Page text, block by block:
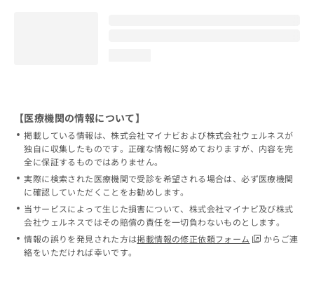
【医療機関の情報について】
掲載している情報は、株式会社マイナビおよび株式会社ウェルネスが
独自に収集したものです。正確な情報に努めておりますが、内容を完
全に保証するものではありません。
実際に検索された医療機関で受診を希望される場合は、必ず医療機関
に確認していただくことをお勧めします。
当サービスによって生じた損害について、株式会社マイナビ及び株式
会社ウェルネスではその賠償の責任を一切負わないものとします。
情報の誤りを発見された方は掲載情報の修正依頼フォーム
からご連
絡をいただければ幸いです。